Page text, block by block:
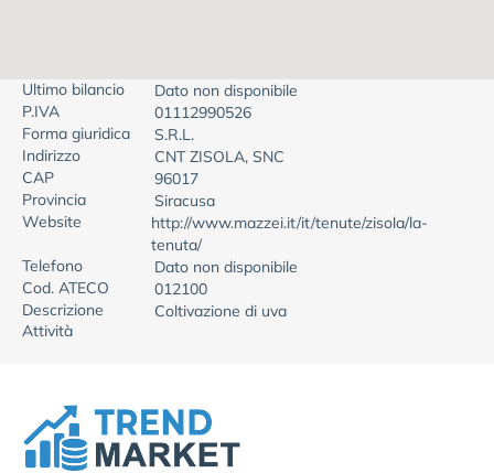
Ultimo bilancio
Dato non disponibile
P.IVA
01112990526
Forma giuridica
S.R.L.
Indirizzo
CNT ZISOLA, SNC
CAP
96017
Provincia
Siracusa
Website
http://www.mazzei.it/it/tenute/zisola/la-
tenuta/
Telefono
Dato non disponibile
Cod. ATECO
012100
Descrizione
Attività
Coltivazione di uva